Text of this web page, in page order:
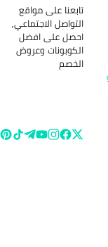
تابعنا على مواقع
التواصل الاجتماعي,
احصل على افضل
الكوبونات وعروض
الخصم